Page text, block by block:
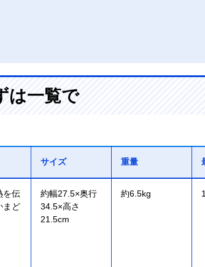
は一覧で
サイズ 重量
を伝
まど
約幅27.5×奥行
34.5×高さ
21.5cm
約6.5kg